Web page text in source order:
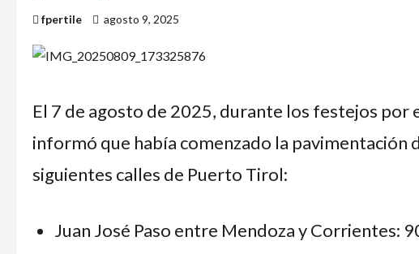
fpertile agosto 9, 2025
El 7 de agosto de 2025, durante los festejos por
informó que había comenzado la pavimentación
siguientes calles de Puerto Tirol:
Juan José Paso entre Mendoza y Corrientes: